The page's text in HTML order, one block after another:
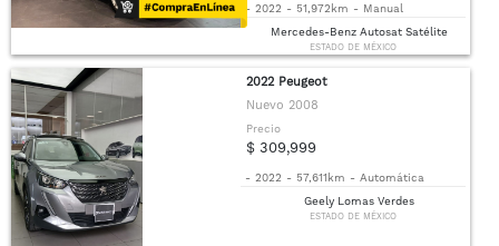
- 2022 - 51,972km - Manual
Mercedes-Benz Autosat Satélite
ESTADO DE MÉXICO
2022 Peugeot
Nuevo 2008
Precio
$ 309,999
- 2022 - 57,611km - Automática
Geely Lomas Verdes
ESTADO DE MÉXICO